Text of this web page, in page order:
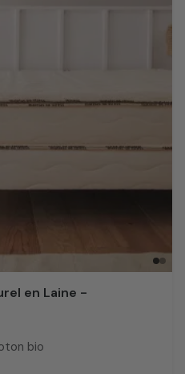
en Laine -
bio